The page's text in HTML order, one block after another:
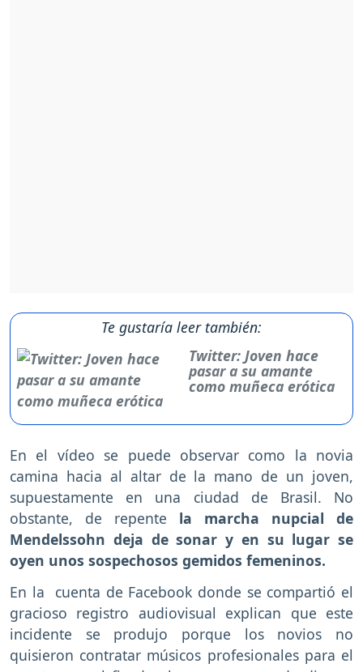
Te gustaría leer también:
Twitter: Joven hace
pasar a su amante
como muñeca erótica
En el vídeo se puede observar como la novia
camina hacia al altar de la mano de un joven,
supuestamente en una ciudad de Brasil. No
obstante, de repente la marcha nupcial de
Mendelssohn deja de sonar y en su lugar se
oyen unos sospechosos gemidos femeninos.
En la cuenta de Facebook donde se compartió el
gracioso registro audiovisual explican que este
incidente se produjo porque los novios no
quisieron contratar músicos profesionales para el